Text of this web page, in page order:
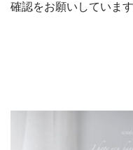
確認をお願いしています